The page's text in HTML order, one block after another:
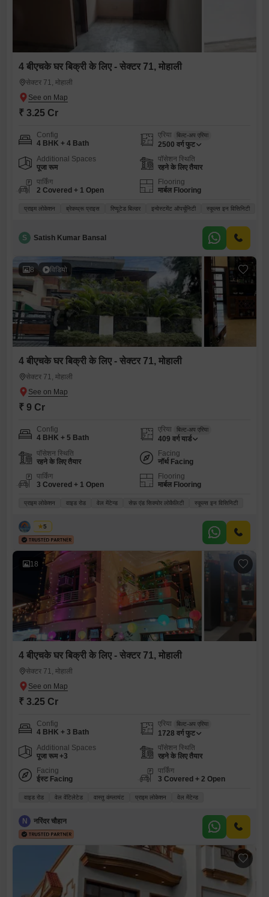
4 बीएचके घर बिक्री के लिए - सेक्टर 71, मोहाली
सेक्टर 71, मोहाली
₹ 3.25 Cr
Config
4 BHK + 4 Bath
एरिया बिल्ट-अप एरिया
2500 वर्ग फुट
Additional Spaces
पूजा रूम
पॉसेशन स्थिति
रहने के लिए तैयार
पार्किंग
2 Covered + 1 Open
Flooring
मार्बल Flooring
प्राइम लोकेशन ब्रेकथ्रू प्राइस रिप्यूटेड बिल्डर इन्वेस्टमेंट ऑपर्चूनिटी स्कूल्स इन विसिनिटी
S Satish Kumar Bansal
8 विडियो
4 बीएचके घर बिक्री के लिए - सेक्टर 71, मोहाली
सेक्टर 71, मोहाली
₹ 9 Cr
Config
4 BHK + 5 Bath
एरिया बिल्ट-अप एरिया
409 वर्ग यार्ड
पॉसेशन स्थिति
रहने के लिए तैयार
Facing
नॉर्थ Facing
पार्किंग
3 Covered + 1 Open
Flooring
मार्बल Flooring
प्राइम लोकेशन वाइड रोड वेल मेंटेन्ड सेफ़ एंड सिक्योर लोकैलिटी स्कूल्स इन विसिनिटी
सोनिया
5
18
4 बीएचके घर बिक्री के लिए - सेक्टर 71, मोहाली
सेक्टर 71, मोहाली
₹ 3.25 Cr
Config
4 BHK + 3 Bath
एरिया बिल्ट-अप एरिया
1728 वर्ग फुट
Additional Spaces
पूजा रूम +3
पॉसेशन स्थिति
रहने के लिए तैयार
Facing
ईस्ट Facing
पार्किंग
3 Covered + 2 Open
वाइड रोड वेल वेंटिलेटेड वास्तु कंप्लायंट प्राइम लोकेशन वेल मेंटेन्ड
N नरिंदर चौहान